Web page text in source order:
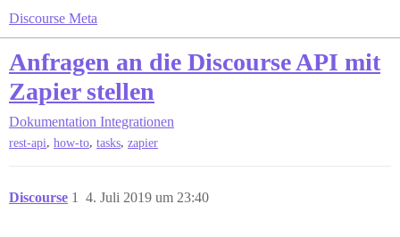
Discourse Meta
Anfragen an die Discourse API mit
Zapier stellen
Dokumentation Integrationen
rest-api, how-to, tasks, zapier
Discourse 4. Juli 2019 um 23:40
1